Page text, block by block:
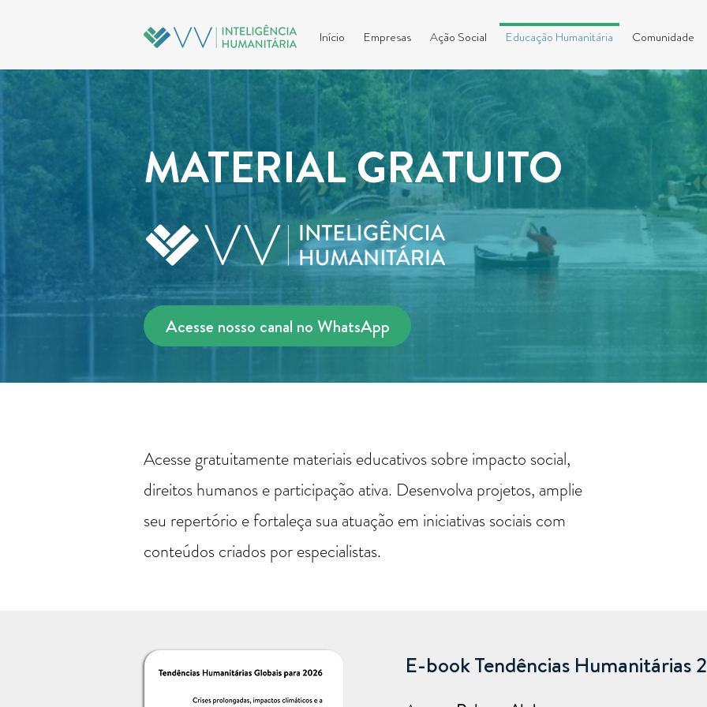
Início Empresas Ação Social Educação Humanitária Comunidade
MATERIAL GRATUITO
Acesse nosso canal no WhatsApp
Acesse gratuitamente materiais educativos sobre impacto social,
direitos humanos e participação ativa. Desenvolva projetos, amplie
seu repertório e fortaleça sua atuação em iniciativas sociais com
conteúdos criados por especialistas.
E-book Tendências Humanitárias